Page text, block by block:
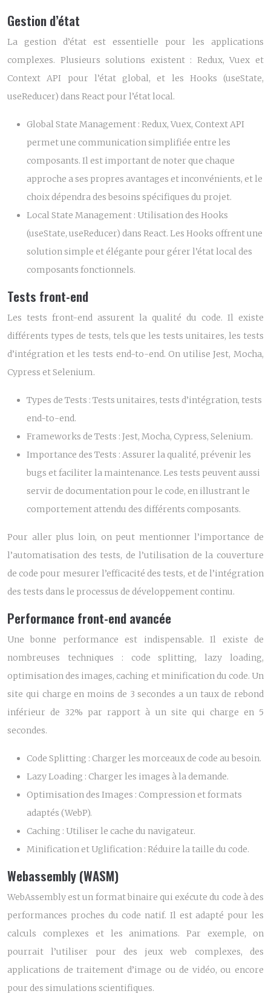
Gestion d’état
La gestion d’état est essentielle pour les applications
complexes. Plusieurs solutions existent : Redux, Vuex et
Context API pour l’état global, et les Hooks (useState,
useReducer) dans React pour l’état local.
Global State Management : Redux, Vuex, Context API
permet une communication simplifiée entre les
composants. Il est important de noter que chaque
approche a ses propres avantages et inconvénients, et le
choix dépendra des besoins spécifiques du projet.
Local State Management : Utilisation des Hooks
(useState, useReducer) dans React. Les Hooks offrent une
solution simple et élégante pour gérer l’état local des
composants fonctionnels.
Tests front-end
Les tests front-end assurent la qualité du code. Il existe
différents types de tests, tels que les tests unitaires, les tests
d’intégration et les tests end-to-end. On utilise Jest, Mocha,
Cypress et Selenium.
Types de Tests : Tests unitaires, tests d’intégration, tests
end-to-end.
Frameworks de Tests : Jest, Mocha, Cypress, Selenium.
Importance des Tests : Assurer la qualité, prévenir les
bugs et faciliter la maintenance. Les tests peuvent aussi
servir de documentation pour le code, en illustrant le
comportement attendu des différents composants.
Pour aller plus loin, on peut mentionner l’importance de
l’automatisation des tests, de l’utilisation de la couverture
de code pour mesurer l’efficacité des tests, et de l’intégration
des tests dans le processus de développement continu.
Performance front-end avancée
Une bonne performance est indispensable. Il existe de
nombreuses techniques : code splitting, lazy loading,
optimisation des images, caching et minification du code. Un
site qui charge en moins de 3 secondes a un taux de rebond
inférieur de 32% par rapport à un site qui charge en 5
secondes.
Code Splitting : Charger les morceaux de code au besoin.
Lazy Loading : Charger les images à la demande.
Optimisation des Images : Compression et formats
adaptés (WebP).
Caching : Utiliser le cache du navigateur.
Minification et Uglification : Réduire la taille du code.
Webassembly (WASM)
WebAssembly est un format binaire qui exécute du code à des
performances proches du code natif. Il est adapté pour les
calculs complexes et les animations. Par exemple, on
pourrait l’utiliser pour des jeux web complexes, des
applications de traitement d’image ou de vidéo, ou encore
pour des simulations scientifiques.